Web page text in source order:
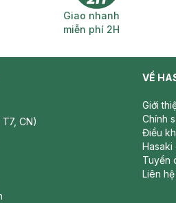
nhận hàng Giao nhanh
Giao nhanh
miễn phí 2H
CN)
VỀ
Giới
Chính
Điều
Hasaki
Tuyển
Liên hệ